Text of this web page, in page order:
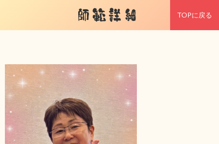
師範詳細 TOPに戻る